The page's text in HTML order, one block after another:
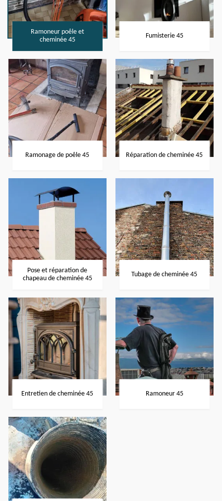
Ramoneur poêle et
cheminée 45
Fumisterie 45
Ramonage de poêle 45 Réparation de cheminée 45
Pose et réparation de
chapeau de cheminée 45
Tubage de cheminée 45
Entretien de cheminée 45 Ramoneur 45